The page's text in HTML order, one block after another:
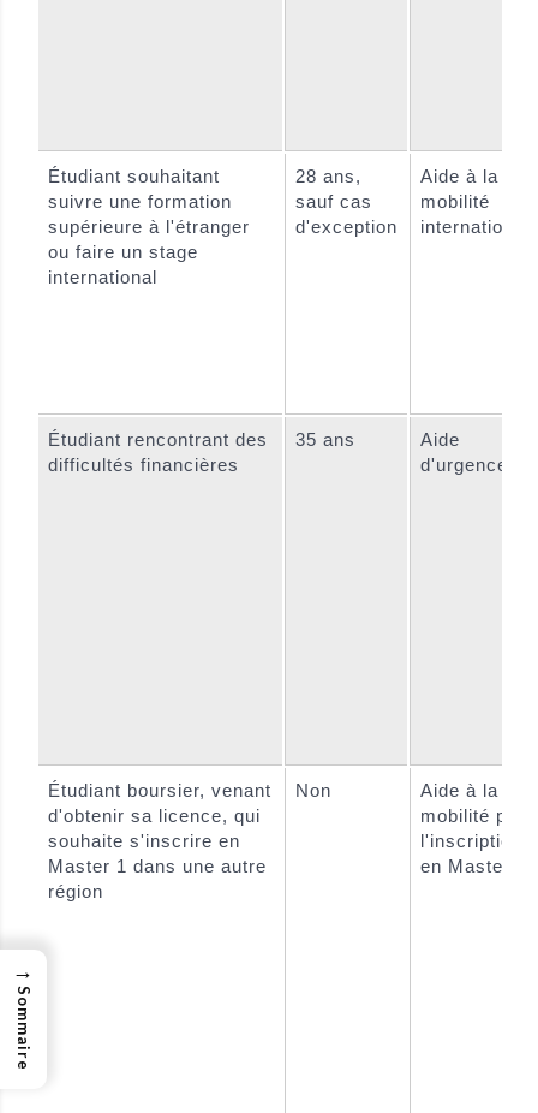
Étudiant souhaitant
suivre une formation
supérieure à l'étranger
ou faire un stage
international
28 ans,
sauf cas
d'exception
Aide à la
mobilité
Étudiant rencontrant des
difficultés financières
35 ans
Aide
d'urgence
Étudiant boursier, venant
d'obtenir sa licence, qui
souhaite s'inscrire en
Master 1 dans une autre
région
Non
Aide à la
mobilité pour
l'inscription
en Master 1
→
Sommaire